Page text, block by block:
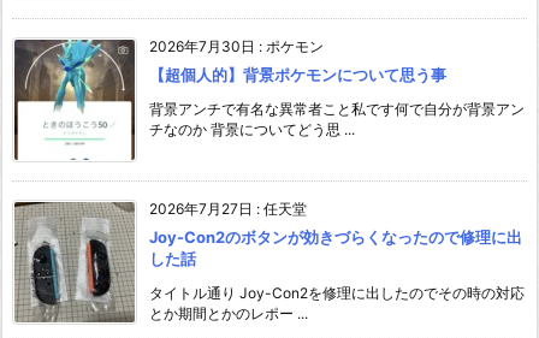
2026年7月30日 : ポケモン
【超個人的】背景ポケモンについて思う事
背景アンチで有名な異常者こと私です何で自分が背景アン
チなのか 背景についてどう思 ...
2026年7月27日 : 任天堂
Joy-Con2のボタンが効きづらくなったので修理に出
した話
タイトル通り Joy-Con2を修理に出したのでその時の対応
とか期間とかのレポー ...